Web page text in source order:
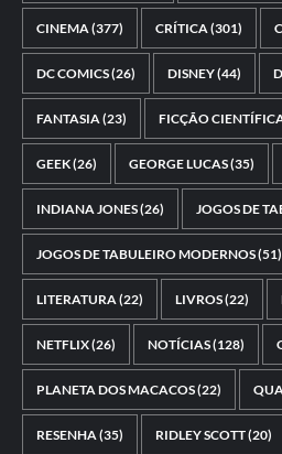
CINEMA(377) CRÍTICA(301)
DC COMICS(26) DISNEY(44)
FANTASIA(23) FICÇÃO
GEEK(26) GEORGE LUCAS(35)
INDIANA JONES(26) JOGOS DE
JOGOS DE TABULEIRO MODERNOS(51)
LITERATURA(22) LIVROS(22)
NETFLIX(26) NOTÍCIAS(128)
PLANETA DOS MACACOS(22)
RESENHA(35) RIDLEY SCOTT(20)